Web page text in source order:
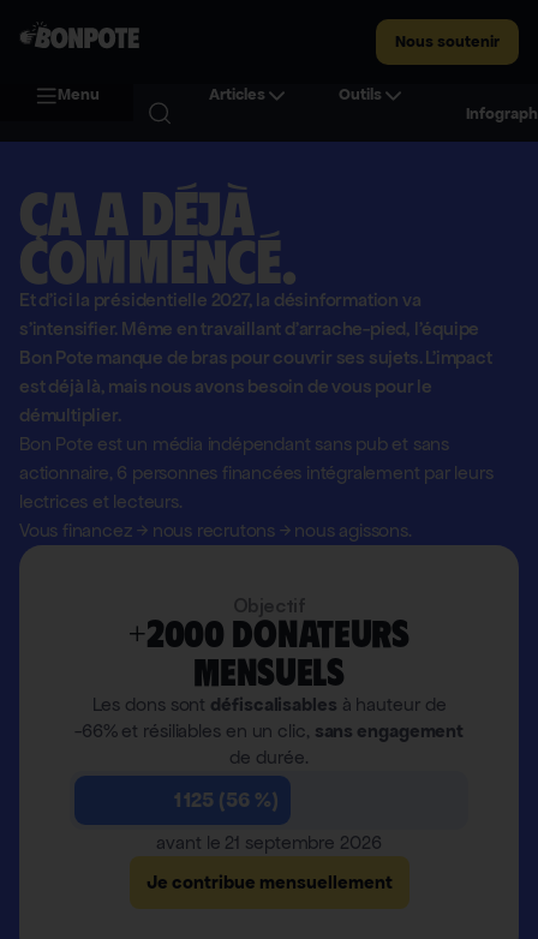
Nous soutenir
Menu Articles
Outils
Ça a déjà
commencé.
Et d'ici la présidentielle 2027, la désinformation va
s'intensifier. Même en travaillant d'arrache-pied, l'équipe
Bon Pote manque de bras pour couvrir ses sujets. L'impact
est déjà là, mais nous avons besoin de vous pour le
démultiplier.
Bon Pote est un média indépendant sans pub et sans
actionnaire, 6 personnes financées intégralement par leurs
lectrices et lecteurs.
Vous financez→ nous recrutons →nous agissons.
+2000 donateurs
mensuels
Les dons sont défiscalisables à hauteur de
-66% et résiliables en un clic, sans engagement
de durée.
1 125 (56 %)
avant le 21 septembre 2026
Je contribue mensuellement